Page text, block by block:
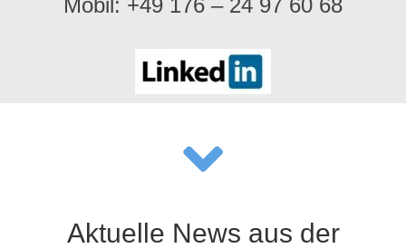
Mobil: +49 176 – 24 97 60 68
Aktuelle News aus der